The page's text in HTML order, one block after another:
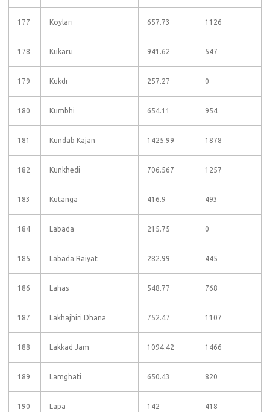
177 Koylari 657.73 1126
178 Kukaru 941.62 547
179 Kukdi 257.27 0
180 Kumbhi 654.11 954
181 Kundab Kajan 1425.99 1878
182 Kunkhedi 706.567 1257
183 Kutanga 416.9 493
184 Labada 215.75 0
185 Labada Raiyat 282.99 445
186 Lahas 548.77 768
187 Lakhajhiri Dhana 752.47 1107
188 Lakkad Jam 1094.42 1466
189 Lamghati 650.43 820
190 Lapa 142 418